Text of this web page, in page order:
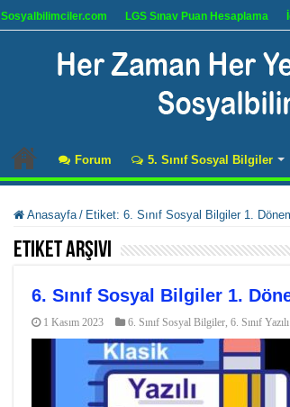
Sosyalbilimciler.com LGS Sınav Puan Hesaplama
Forum 5. Sınıf Sosyal Bilgiler
Anasayfa / Etiket: 6. Sınıf Sosyal Bilgiler 1.
Etiket Arşivi
6. Sınıf Sosyal Bilgiler 1.
1 Kasım 2023 6. Sınıf Sosyal Bilgiler, 6. Sınıf